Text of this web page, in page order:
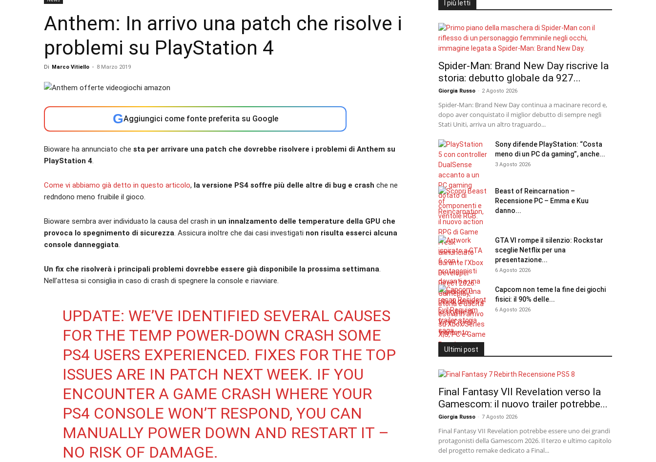
Anthem: In arrivo una patch che risolve i
problemi su PlayStation 4
Di Marco Vitiello - 8 Marzo 2019
GAggiungici come fonte preferita su Google
Bioware ha annunciato che sta per arrivare una patch che dovrebbe risolvere i problemi di Anthem su
PlayStation 4.
Come vi abbiamo già detto in questo articolo, la versione PS4 soffre più delle altre di bug e crash che ne
redndono meno fruibile il gioco.
Bioware sembra aver individuato la causa del crash in un innalzamento delle temperature della GPU che
provoca lo spegnimento di sicurezza. Assicura inoltre che dai casi investigati non risulta esserci alcuna
console danneggiata.
Un fix che risolverà i principali problemi dovrebbe essere già disponibile la prossima settimana.
Nell’attesa si consiglia in caso di crash di spegnere la console e riavviare.
UPDATE: WE’VE IDENTIFIED SEVERAL CAUSES
FOR THE TEMP POWER-DOWN CRASH SOME
PS4 USERS EXPERIENCED. FIXES FOR THE TOP
ISSUES ARE IN PATCH NEXT WEEK. IF YOU
ENCOUNTER A GAME CRASH WHERE YOUR
PS4 CONSOLE WON’T RESPOND, YOU CAN
MANUALLY POWER DOWN AND RESTART IT –
NO RISK OF DAMAGE.
I più letti
Spider-Man: Brand New Day riscrive la
storia: debutto globale da 927...
Giorgia Russo - 2 Agosto 2026
Spider-Man: Brand New Day continua a macinare record e,
dopo aver conquistato il miglior debutto di sempre negli
Stati Uniti, arriva un altro traguardo...
Sony difende PlayStation: “Costa
meno di un PC da gaming”, anche...
3 Agosto 2026
Beast of Reincarnation –
Recensione PC – Emma e Kuu
danno...
GTA VI rompe il silenzio: Rockstar
sceglie Netflix per una
presentazione...
6 Agosto 2026
Capcom non teme la fine dei giochi
fisici: il 90% delle...
6 Agosto 2026
Ultimi post
Final Fantasy VII Revelation verso la
Gamescom: il nuovo trailer potrebbe...
Giorgia Russo - 7 Agosto 2026
Final Fantasy VII Revelation potrebbe essere uno dei grandi
protagonisti della Gamescom 2026. Il terzo e ultimo capitolo
del progetto remake dedicato a Final...